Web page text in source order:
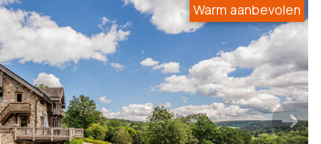
Warm aanbevolen